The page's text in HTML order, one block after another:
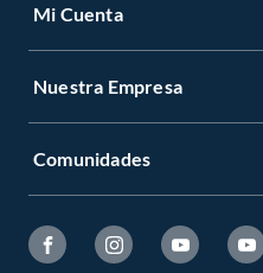
Mi Cuenta
Nuestra Empresa
Comunidades